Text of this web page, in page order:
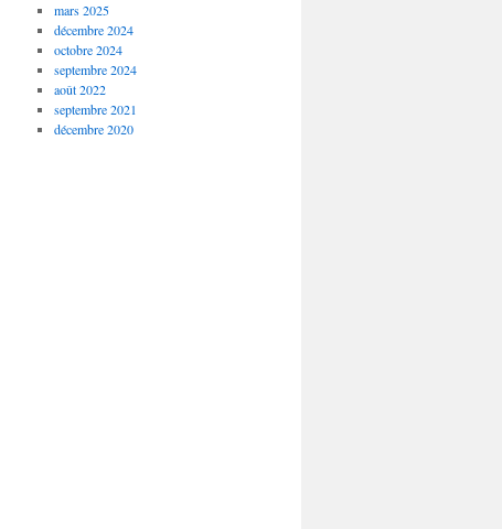
mars 2025
décembre 2024
octobre 2024
septembre 2024
août 2022
septembre 2021
décembre 2020